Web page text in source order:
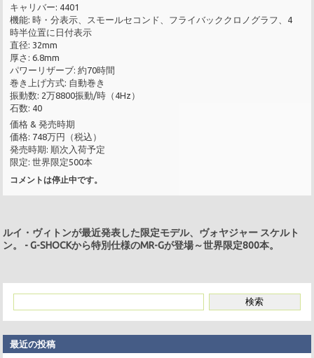
キャリバー: 4401
機能: 時・分表示、スモールセコンド、フライバッククロノグラフ、4
時半位置に日付表示
直径: 32mm
厚さ: 6.8mm
パワーリザーブ: 約70時間
巻き上げ方式: 自動巻き
振動数: 2万8800振動/時（4Hz）
石数: 40
価格 & 発売時期
価格: 748万円（税込）
発売時期: 順次入荷予定
限定: 世界限定500本
コメントは停止中です。
ルイ・ヴィトンが最近発表した限定モデル、ヴォヤジャー スケルト
ン。
-G-SHOCKから特別仕様のMR-Gが登場～世界限定800本。
最近の投稿